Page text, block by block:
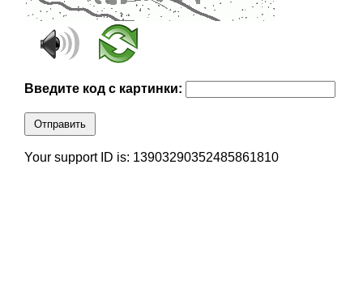
Введите код с картинки:
Отправить
Your support ID is: 13903290352485861810